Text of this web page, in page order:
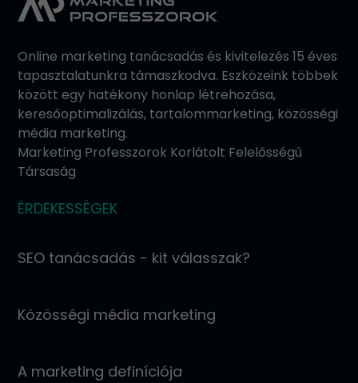
Online marketing tanácsadás és kivitelezés 15 éves
tapasztalatunkra támaszkodva. Eszközeink többek
között egy hatékony honlap létrehozása,
keresőoptimalizálás, tartalommarketing, közösségi
média marketing.
Marketing Professzorok Korlátolt Felelősségű
Társaság
ÉRDEKESSÉGEK
SEO tanácsadás - kit válasszak?
Közösségi média marketing
A marketing definíciója